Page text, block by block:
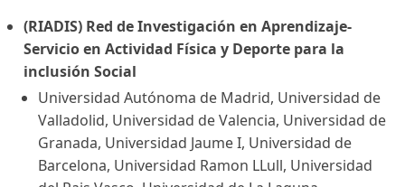
(RIADIS) Red de Investigación en Aprendizaje-
Servicio en Actividad Física y Deporte para la
inclusión Social
Universidad Autónoma de Madrid, Universidad de
Valladolid, Universidad de Valencia, Universidad de
Granada, Universidad Jaume I, Universidad de
Barcelona, Universidad Ramon LLull, Universidad